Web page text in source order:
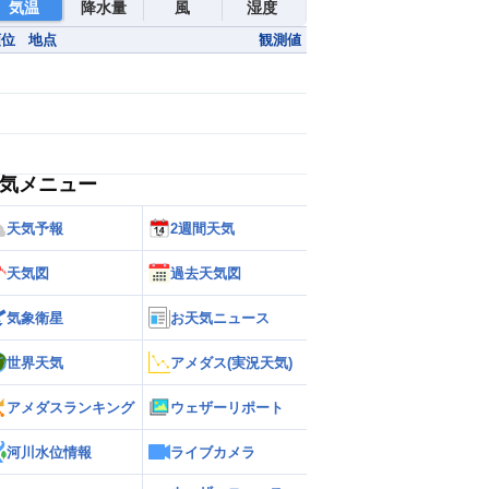
気温 降水量 風 湿度
地点 観測値
メニュー
天気予報 2週間天気
天気図 過去天気図
気象衛星 お天気ニュース
世界天気 アメダス(実況天気)
アメダスランキング ウェザーリポート
河川水位情報 ライブカメラ